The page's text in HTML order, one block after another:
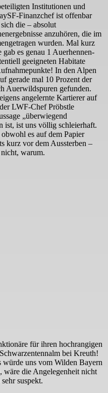
Institutionen und
Finanzchef ist offenbar
die – absolut
anzuhören, die im
wurden. Mal kurz
es genau 1 Auerhennen-
geeigneten Habitate
In den Alpen
gerade mal 10 Prozent der
Auerwildspuren gefunden.
angelernte Kartierer auf
LWF-Chef Pröbstle
„überwiegend
ist, ist uns völlig schleierhaft.
es auf dem Papier
kurz vor dem Aussterben –
warum.
für ihren hochrangigen
bei Kreuth!
würde uns vom Wilden Bayern
wäre die Angelegenheit nicht
suspekt.